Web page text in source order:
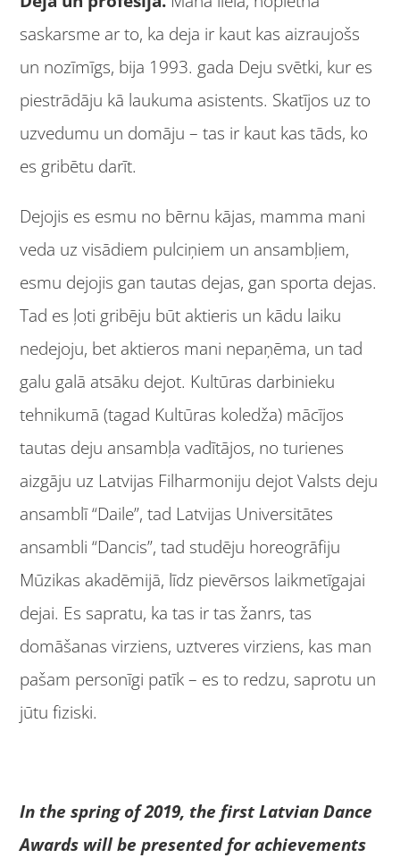
saskarsme ar to, ka deja ir kaut kas aizraujošs
un nozīmīgs, bija 1993. gada Deju svētki, kur es
piestrādāju kā laukuma asistents. Skatījos uz to
uzvedumu un domāju – tas ir kaut kas tāds, ko
es gribētu darīt.
Dejojis es esmu no bērnu kājas, mamma mani
veda uz visādiem pulciņiem un ansambļiem,
esmu dejojis gan tautas dejas, gan sporta dejas.
Tad es ļoti gribēju būt aktieris un kādu laiku
nedejoju, bet aktieros mani nepaņēma, un tad
galu galā atsāku dejot. Kultūras darbinieku
tehnikumā (tagad Kultūras koledža) mācījos
tautas deju ansambļa vadītājos, no turienes
aizgāju uz Latvijas Filharmoniju dejot Valsts deju
ansamblī “Daile”, tad Latvijas Universitātes
ansambli “Dancis”, tad studēju horeogrāfiju
Mūzikas akadēmijā, līdz pievērsos laikmetīgajai
dejai. Es sapratu, ka tas ir tas žanrs, tas
domāšanas virziens, uztveres virziens, kas man
pašam personīgi patīk – es to redzu, saprotu un
jūtu fiziski.
In the spring of 2019, the first Latvian Dance
Awards will be presented for achievements